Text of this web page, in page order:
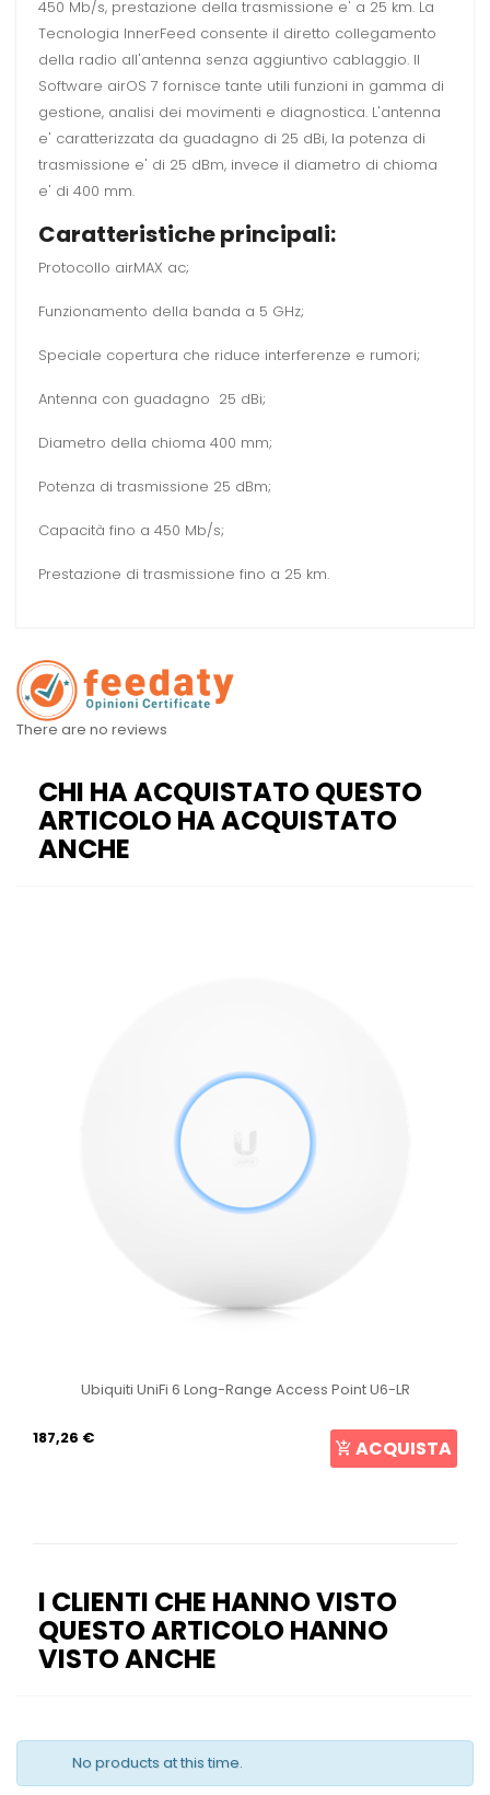
450 Mb/s, prestazione della trasmissione e' a 25 km. La
Tecnologia InnerFeed consente il diretto collegamento
della radio all'antenna senza aggiuntivo cablaggio. Il
Software airOS 7 fornisce tante utili funzioni in gamma di
gestione, analisi dei movimenti e diagnostica. L'antenna
e' caratterizzata da guadagno di 25 dBi, la potenza di
trasmissione e' di 25 dBm, invece il diametro di chioma
e' di 400 mm.
Caratteristiche principali:
Protocollo airMAX ac;
Funzionamento della banda a 5 GHz;
Speciale copertura che riduce interferenze e rumori;
Antenna con guadagno 25 dBi;
Diametro della chioma 400 mm;
Potenza di trasmissione 25 dBm;
Capacità fino a 450 Mb/s;
Prestazione di trasmissione fino a 25 km.
There are no reviews
CHI HA ACQUISTATO QUESTO
ARTICOLO HA ACQUISTATO
ANCHE
Ubiquiti UniFi 6 Long-Range Access Point U6-LR
187,26 € ACQUISTA
I CLIENTI CHE HANNO VISTO
QUESTO ARTICOLO HANNO
VISTO ANCHE
No products at this time.